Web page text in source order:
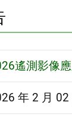
遙測影像
年 2 月 02